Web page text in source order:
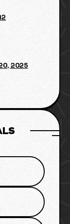
2025